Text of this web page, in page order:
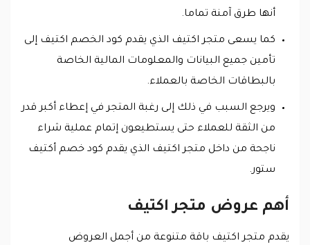
أنها طرق آمنة تماما.
كما يسعى متجر اكتيف الذي يقدم كود الخصم اكتيف إلى
تأمين جميع البيانات والمعلومات المالية الخاصة
بالبطاقات الخاصة بالعملاء.
ويرجع السبب في ذلك إلى رغبة المتجر في إعطاء أكبر قدر
من الثقة للعملاء حتى يستطيعون إتمام عملية شراء
ناجحة من داخل متجر اكتيف الذي يقدم كود خصم أكتيف
ستور.
أهم عروض متجر اكتيف
يقدم متجر اكتيف باقة متنوعة من أجمل العروض